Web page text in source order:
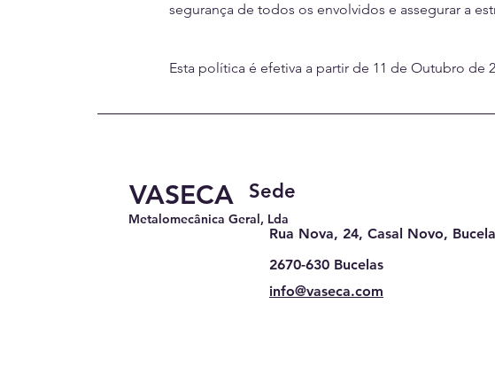
segurança de todos os envolvidos e assegurar a
Esta política é efetiva a partir de 11 de Outubro de
VASECA
Metalomecânica Geral, Lda
Sede
Rua Nova, 24, Casal Novo,
2670-630 Bucelas
info@vaseca.com